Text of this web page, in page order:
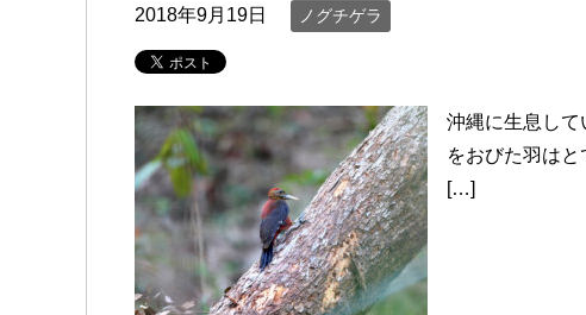
2018年9月19日 ノグチゲラ
沖縄に生息して
をおびた羽は
[…]